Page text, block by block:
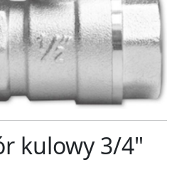
kulowy 3/4"